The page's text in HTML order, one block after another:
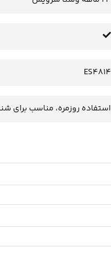
ES4814
استفاده روزمره، مناسب برای